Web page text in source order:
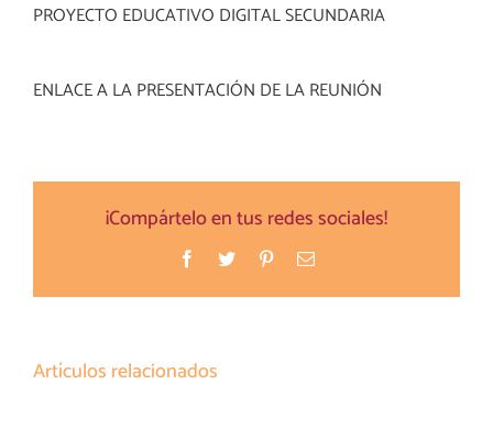
PROYECTO EDUCATIVO DIGITAL SECUNDARIA
ENLACE A LA PRESENTACIÓN DE LA REUNIÓN
¡Compártelo en tus redes sociales!
Facebook
Twitter PinterestCorreo
Artículos relacionados